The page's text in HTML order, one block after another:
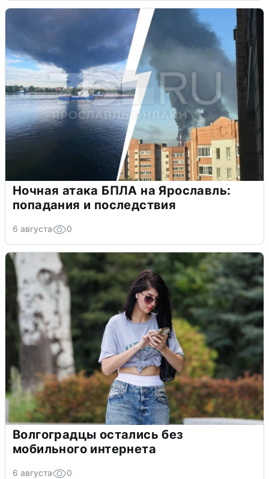
Ночная атака БПЛА на Ярославль:
попадания и последствия
6 августа 0
Волгоградцы остались без
мобильного интернета
6 августа 0